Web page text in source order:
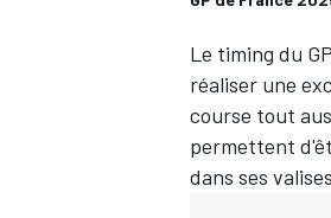
Le timing du
réaliser une
course tout
permettent
dans ses